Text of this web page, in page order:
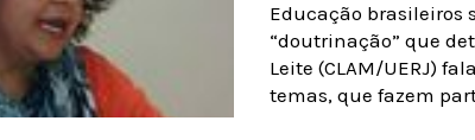
Educação brasileiros
“doutrinação” que
Leite (CLAM/UERJ)
temas, que fazem